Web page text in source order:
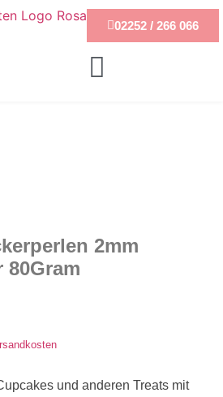
02252 / 266 066
2mm
80Gram
und anderen Treats mit